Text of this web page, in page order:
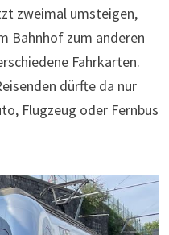
zweimal umsteigen,
Bahnhof zum anderen
Fahrkarten.
dürfte da nur
Flugzeug oder Fernbus